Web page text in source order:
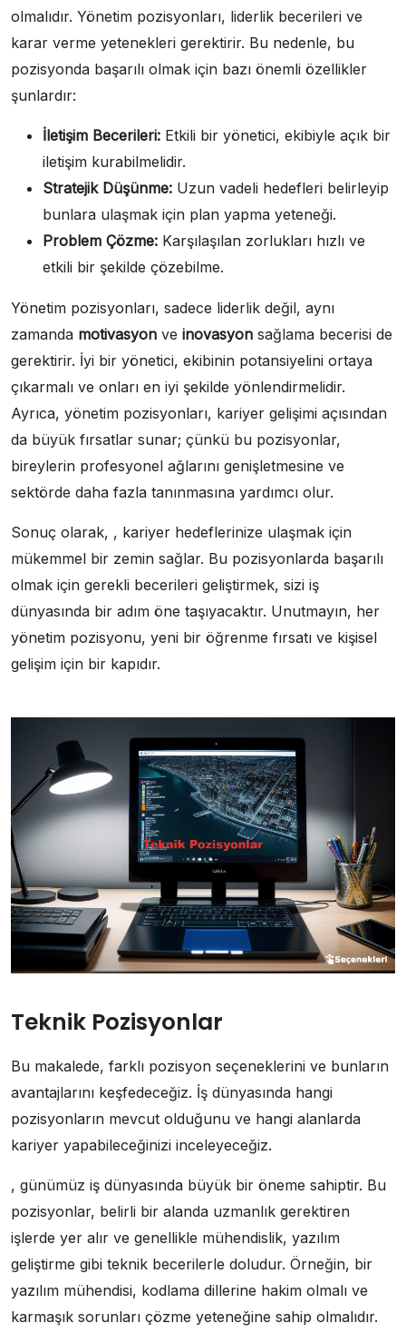
olmalıdır. Yönetim pozisyonları, liderlik becerileri ve
karar verme yetenekleri gerektirir. Bu nedenle, bu
pozisyonda başarılı olmak için bazı önemli özellikler
şunlardır:
İletişim Becerileri: Etkili bir yönetici, ekibiyle açık bir
iletişim kurabilmelidir.
Stratejik Düşünme: Uzun vadeli hedefleri belirleyip
bunlara ulaşmak için plan yapma yeteneği.
Problem Çözme: Karşılaşılan zorlukları hızlı ve
etkili bir şekilde çözebilme.
Yönetim pozisyonları, sadece liderlik değil, aynı
zamanda motivasyon ve inovasyon sağlama becerisi de
gerektirir. İyi bir yönetici, ekibinin potansiyelini ortaya
çıkarmalı ve onları en iyi şekilde yönlendirmelidir.
Ayrıca, yönetim pozisyonları, kariyer gelişimi açısından
da büyük fırsatlar sunar; çünkü bu pozisyonlar,
bireylerin profesyonel ağlarını genişletmesine ve
sektörde daha fazla tanınmasına yardımcı olur.
Sonuç olarak, , kariyer hedeflerinize ulaşmak için
mükemmel bir zemin sağlar. Bu pozisyonlarda başarılı
olmak için gerekli becerileri geliştirmek, sizi iş
dünyasında bir adım öne taşıyacaktır. Unutmayın, her
yönetim pozisyonu, yeni bir öğrenme fırsatı ve kişisel
gelişim için bir kapıdır.
Teknik Pozisyonlar
Bu makalede, farklı pozisyon seçeneklerini ve bunların
avantajlarını keşfedeceğiz. İş dünyasında hangi
pozisyonların mevcut olduğunu ve hangi alanlarda
kariyer yapabileceğinizi inceleyeceğiz.
, günümüz iş dünyasında büyük bir öneme sahiptir. Bu
pozisyonlar, belirli bir alanda uzmanlık gerektiren
işlerde yer alır ve genellikle mühendislik, yazılım
geliştirme gibi teknik becerilerle doludur. Örneğin, bir
yazılım mühendisi, kodlama dillerine hakim olmalı ve
karmaşık sorunları çözme yeteneğine sahip olmalıdır.